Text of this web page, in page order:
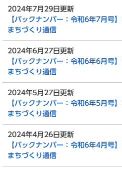
2024年7月29日更新
【バックナンバー：令和6年7月号
まちづくり通信
2024年6月27日更新
【バックナンバー：令和6年6月号
まちづくり通信
2024年5月27日更新
【バックナンバー：令和6年5月号
まちづくり通信
2024年4月26日更新
【バックナンバー：令和6年4月号
まちづくり通信